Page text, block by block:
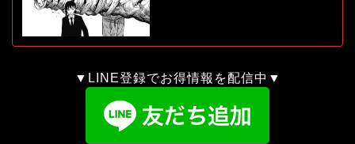
▼LINE登録でお得情報を配信中▼